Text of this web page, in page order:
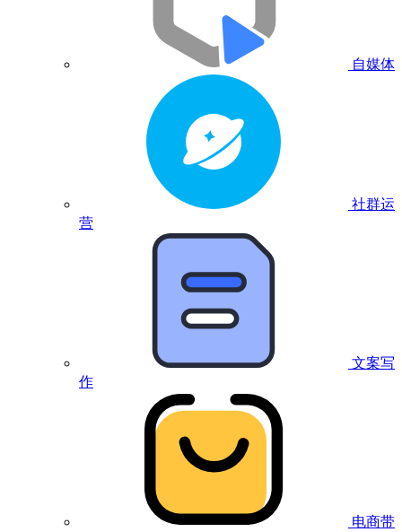
自媒体
社群运
营
文案写
作
电商带